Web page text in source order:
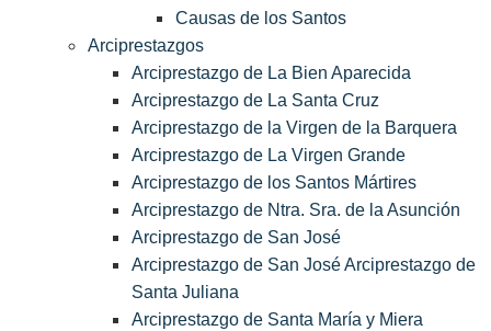
Causas de los Santos
Arciprestazgos
Arciprestazgo de La Bien Aparecida
Arciprestazgo de La Santa Cruz
Arciprestazgo de la Virgen de la Barquera
Arciprestazgo de La Virgen Grande
Arciprestazgo de los Santos Mártires
Arciprestazgo de Ntra. Sra. de la Asunción
Arciprestazgo de San José
Arciprestazgo de San José Arciprestazgo de
Santa Juliana
Arciprestazgo de Santa María y Miera